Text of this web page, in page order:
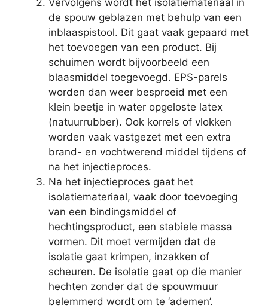
de spouw geblazen met behulp van een
inblaaspistool. Dit gaat vaak gepaard met
het toevoegen van een product. Bij
schuimen wordt bijvoorbeeld een
blaasmiddel toegevoegd. EPS-parels
worden dan weer besproeid met een
klein beetje in water opgeloste latex
(natuurrubber). Ook korrels of vlokken
worden vaak vastgezet met een extra
brand- en vochtwerend middel tijdens of
na het injectieproces.
Na het injectieproces gaat het
isolatiemateriaal, vaak door toevoeging
van een bindingsmiddel of
hechtingsproduct, een stabiele massa
vormen. Dit moet vermijden dat de
isolatie gaat krimpen, inzakken of
scheuren. De isolatie gaat op die manier
hechten zonder dat de spouwmuur
belemmerd wordt om te ‘ademen’.